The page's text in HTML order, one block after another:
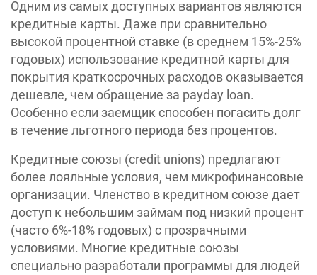
Одним из самых доступных вариантов являются
кредитные карты. Даже при сравнительно
высокой процентной ставке (в среднем 15%-25%
годовых) использование кредитной карты для
покрытия краткосрочных расходов оказывается
дешевле, чем обращение за payday loan.
Особенно если заемщик способен погасить долг
в течение льготного периода без процентов.
Кредитные союзы (credit unions) предлагают
более лояльные условия, чем микрофинансовые
организации. Членство в кредитном союзе дает
доступ к небольшим займам под низкий процент
(часто 6%-18% годовых) с прозрачными
условиями. Многие кредитные союзы
специально разработали программы для людей